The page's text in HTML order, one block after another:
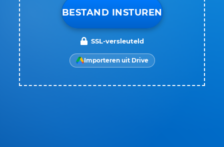
BESTAND INSTUREN
SSL-versleuteld
Importeren uit Drive